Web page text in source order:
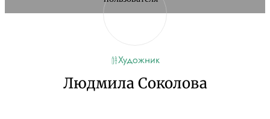
Художник
Людмила Соколова